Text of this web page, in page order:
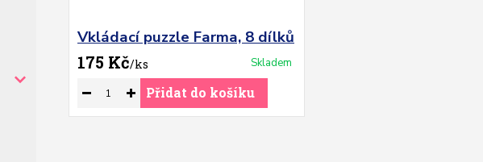
Vkládací puzzle Farma, 8 dílků
175 Kč/ks Skladem
Přidat do košíku